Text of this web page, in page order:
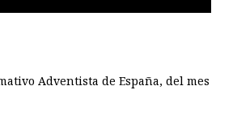
Adventista de España, del mes